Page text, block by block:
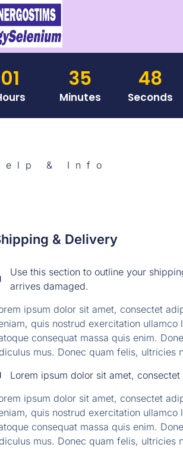
01 35
Minutes
48
Seconds
& Info
& Delivery
Use this section to outline your
arrives damaged.
ipsum dolor sit amet, consectet
quis nostrud exercitation
consequat massa quis enim.
mus. Donec quam felis, ultricies
Lorem ipsum dolor sit amet,
ipsum dolor sit amet, consectet
quis nostrud exercitation
consequat massa quis enim.
mus. Donec quam felis, ultricies